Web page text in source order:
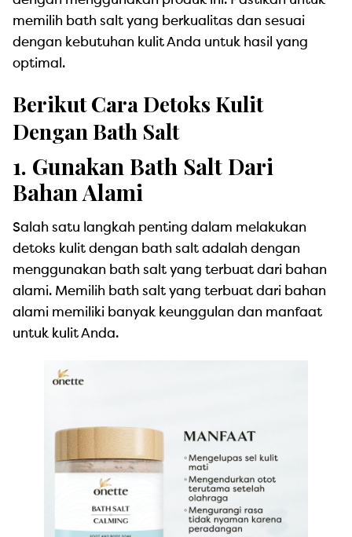
memilih bath salt yang berkualitas dan sesuai
dengan kebutuhan kulit Anda untuk hasil yang
optimal.
Berikut Cara Detoks Kulit
Dengan Bath Salt
1. Gunakan Bath Salt Dari
Bahan Alami
Salah satu langkah penting dalam melakukan
detoks kulit dengan bath salt adalah dengan
menggunakan bath salt yang terbuat dari bahan
alami. Memilih bath salt yang terbuat dari bahan
alami memiliki banyak keunggulan dan manfaat
untuk kulit Anda.